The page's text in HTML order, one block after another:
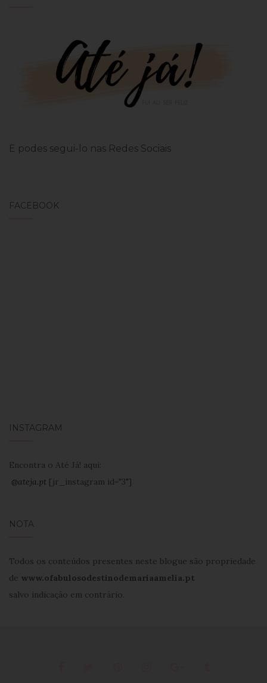
E podes segui-lo nas Redes Sociais
FACEBOOK
INSTAGRAM
Encontra o Até Já! aqui:
@ateja.pt [jr_instagram id="3"]
NOTA
Todos os conteúdos presentes neste blogue são propriedade
de www.ofabulosodestinodemariaamelia.pt
salvo indicação em contrário.